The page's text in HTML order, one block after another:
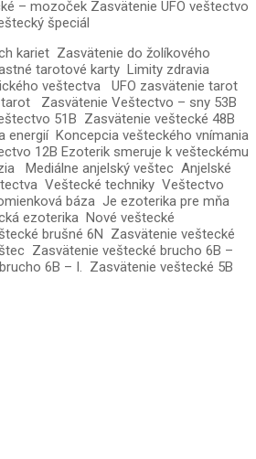
– mozoček Zasvätenie UFO veštectvo
špeciál
kariet Zasvätenie do žolíkového
tarotové karty Limity zdravia
veštectva UFO zasvätenie tarot
tarot Zasvätenie Veštectvo – sny 53B
51B Zasvätenie veštecké 48B
energií Koncepcia vešteckého vnímania
12B Ezoterik smeruje k vešteckému
Mediálne anjelský veštec Anjelské
Veštecké techniky Veštectvo
báza Je ezoterika pre mňa
ezoterika Nové veštecké
brušné 6N Zasvätenie veštecké
Zasvätenie veštecké brucho 6B –
6B – I. Zasvätenie veštecké 5B